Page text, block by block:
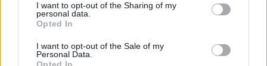
I want to opt-out of the Sharing of my
personal data.
Opted In
I want to opt-out of the Sale of my
Personal Data.
Συγκεκριμένα οι τρεις θεματικές ενότητες που
θα αναπτυχθούν είναι:
• Τα θετικά του Διαδικτύου, που θα περιλαμβάνει
ανάλυση και συζήτηση σχετικά με τα